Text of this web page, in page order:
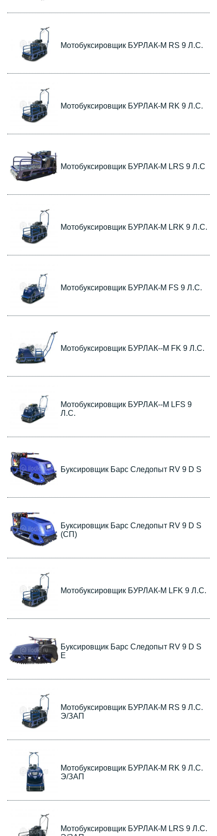
Мотобуксировщик БУРЛАК-М RS 9 Л.С.
Мотобуксировщик БУРЛАК-М RK 9 Л.С.
Мотобуксировщик БУРЛАК-M LRS 9 Л.С
Мотобуксировщик БУРЛАК-M LRK 9 Л.С.
Мотобуксировщик БУРЛАК-М FS 9 Л.С.
Мотобуксировщик БУРЛАК--М FK 9 Л.С.
Мотобуксировщик БУРЛАК--M LFS 9
Л.С.
Буксировщик Барс Следопыт RV 9 D S
Буксировщик Барс Следопыт RV 9 D S
(СП)
Мотобуксировщик БУРЛАК-M LFK 9 Л.С.
Буксировщик Барс Следопыт RV 9 D S
E
Мотобуксировщик БУРЛАК-М RS 9 Л.С.
Э/ЗАП
Мотобуксировщик БУРЛАК-М RK 9 Л.С.
Э/ЗАП
Мотобуксировщик БУРЛАК-M LRS 9 Л.С.